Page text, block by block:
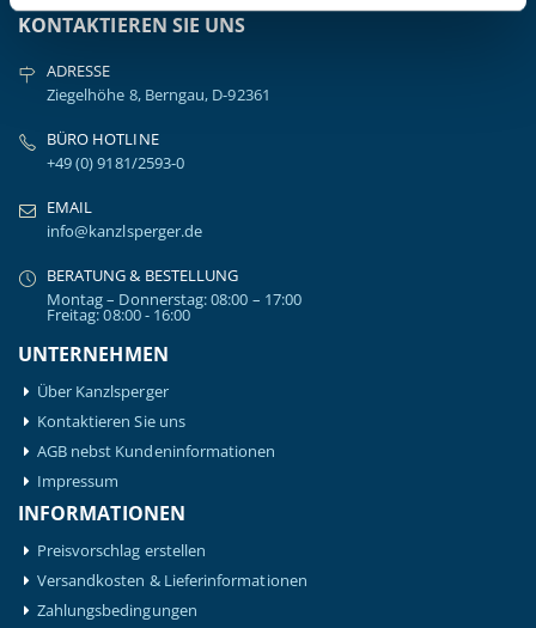
KONTAKTIEREN SIE UNS
ADRESSE
Ziegelhöhe 8, Berngau, D-92361
BÜRO HOTLINE
+49 (0) 9181/2593-0
EMAIL
info@kanzlsperger.de
BERATUNG & BESTELLUNG
Montag – Donnerstag: 08:00 – 17:00
Freitag: 08:00 - 16:00
UNTERNEHMEN
Über Kanzlsperger
Kontaktieren Sie uns
AGB nebst Kundeninformationen
Impressum
INFORMATIONEN
Preisvorschlag erstellen
Versandkosten & Lieferinformationen
Zahlungsbedingungen